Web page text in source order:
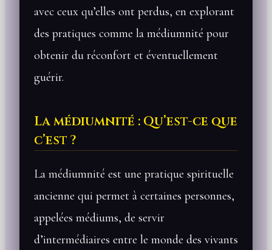
avec ceux qu’elles ont perdus, en explorant
des pratiques comme la médiumnité pour
obtenir du réconfort et éventuellement
guérir.
La médiumnité : Qu’est-ce que
c’est ?
La médiumnité est une pratique spirituelle
ancienne qui permet à certaines personnes,
appelées médiums, de servir
d’intermédiaires entre le monde des vivants